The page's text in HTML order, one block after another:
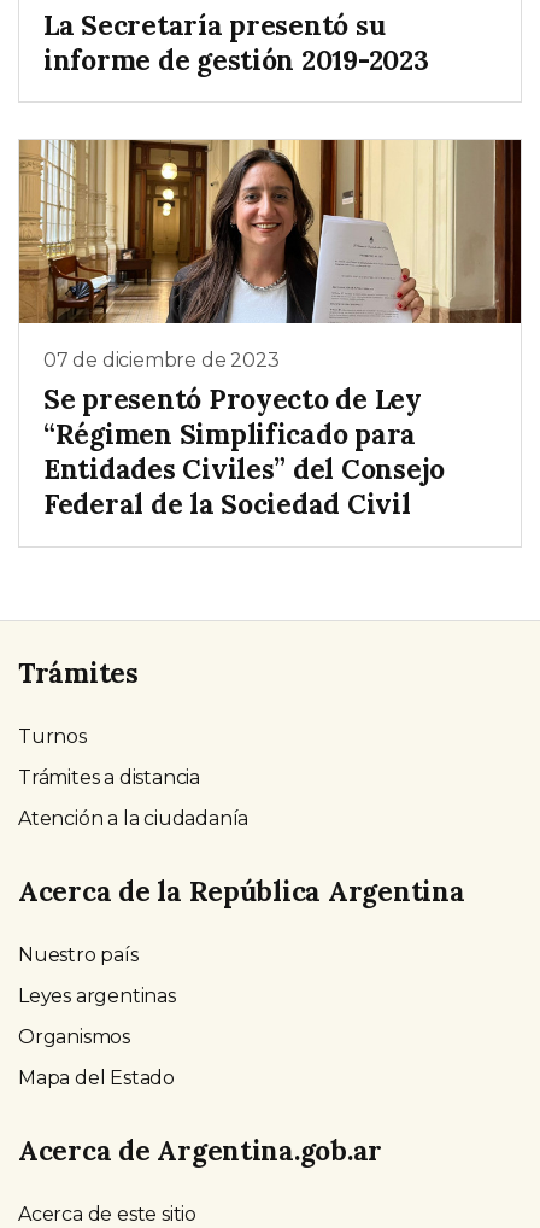
La Secretaría presentó su
informe de gestión 2019-2023
07 de diciembre de 2023
Se presentó Proyecto de Ley
“Régimen Simplificado para
Entidades Civiles” del Consejo
Federal de la Sociedad Civil
Trámites
Turnos
Trámites a distancia
Atención a la ciudadanía
Acerca de la República Argentina
Nuestro país
Leyes argentinas
Organismos
Mapa del Estado
Acerca de Argentina.gob.ar
Acerca de este sitio